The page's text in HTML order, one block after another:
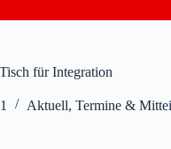
für Integration
Aktuell, Termine &